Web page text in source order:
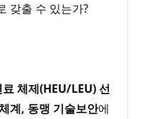
갖출 수 있는가?
료 체제(HEU/LEU) 선
계, 동맹 기술보안에